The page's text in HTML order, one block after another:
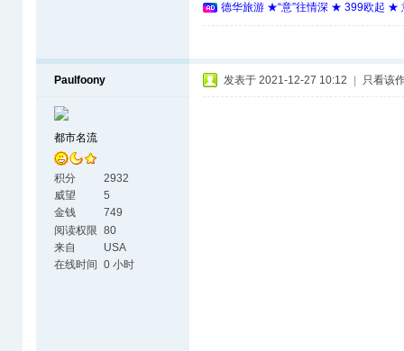
德华旅游 ★“意”往情深 ★ 399欧起 ★
Paulfoony
都市名流
积分
2932
威望
5
金钱
749
阅读权限 80
来自
USA
在线时间
0 小时
发表于 2021-12-27 10:12 只看该